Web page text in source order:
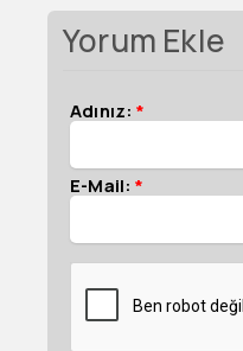
Yorum Ekle
Adınız: *
E-Mail: *